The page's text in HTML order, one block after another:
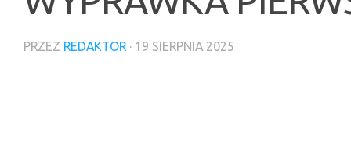
PRZEZ REDAKTOR · 19 SIERPNIA 2025